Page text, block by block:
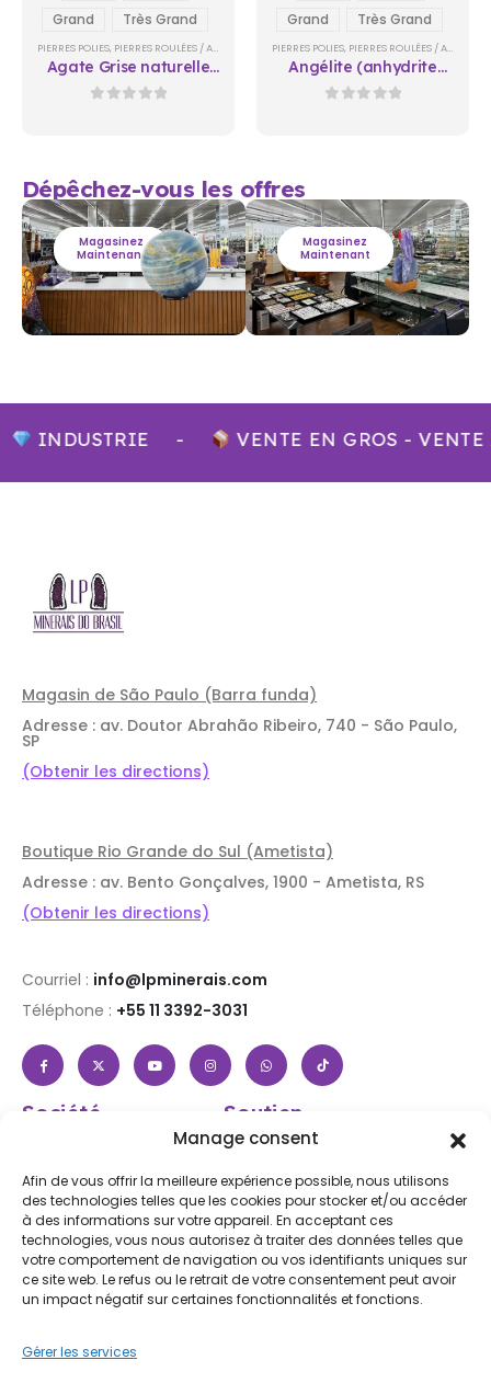
Manage consent
Afin de vous offrir la meilleure expérience possible, nous utilisons
des technologies telles que les cookies pour stocker et/ou accéder
à des informations sur votre appareil. En acceptant ces
technologies, vous nous autorisez à traiter des données telles que
votre comportement de navigation ou vos identifiants uniques sur
ce site web. Le refus ou le retrait de votre consentement peut avoir
un impact négatif sur certaines fonctionnalités et fonctions.
Gérer les services
Grand
Très Grand
PIERRES POLIES, PIERRES ROULÉES / AU KILO (VENTE EN GROS)
Agate Grise naturelle
polie / au kilo
Grand
Très Grand
PIERRES POLIES, PIERRES ROULÉES / AU KILO (VENTE EN GROS)
Angélite (anhydrite
bleue) naturelle polie /
Dépêchez-vous les offres
Magasinez
Maintenant
Magasinez
Maintenant
INDUSTRIE - VENTE EN GROS - VENTE
Magasin de São Paulo (Barra funda)
Adresse : av. Doutor Abrahão Ribeiro, 740 - São Paulo,
SP
(Obtenir les directions)
Boutique Rio Grande do Sul (Ametista)
Adresse : av. Bento Gonçalves, 1900 - Ametista, RS
(Obtenir les directions)
Courriel : info@lpminerais.com
Téléphone : +55 11 3392-3031
Société
Contactez nous
Blog
Soutien
Aide et FAQ
Suivez votre commande
Expédition et retours
Accessibilité
Subscribe to Our Newsletter